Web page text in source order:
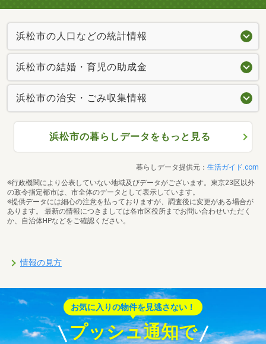
浜松市の人口などの統計情報
浜松市の結婚・育児の助成金
浜松市の治安・ごみ収集情報
浜松市の暮らしデータをもっと見る
暮らしデータ提供元： 生活ガイド.com
※行政機関により公表していない地域及びデータがございます。東京23区以外
の政令指定都市は、市全体のデータとして表示しています。
※提供データには細心の注意を払っておりますが、調査後に変更がある場合が
あります。 最新の情報につきましては各市区役所までお問い合わせいただく
か、自治体HPなどをご確認ください。
情報の見方
お気に入りの物件を見逃さない！
プッシュ通知で